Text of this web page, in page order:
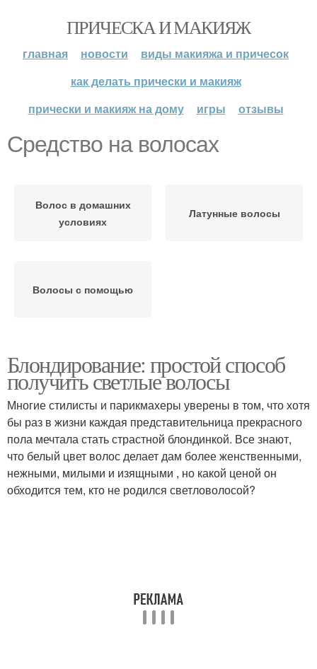
ПРИЧЕСКА И МАКИЯЖ
главная новости
виды макияжа и причесок
как делать прически и макияж
прически и макияж на дому
игры отзывы
Средство на волосах
Волос в домашних
условиях
Латунные волосы
Волосы с помощью
Блондирование: простой способ
получить светлые волосы
Многие стилисты и парикмахеры уверены в том, что хотя
бы раз в жизни каждая представительница прекрасного
пола мечтала стать страстной блондинкой. Все знают,
что белый цвет волос делает дам более женственными,
нежными, милыми и изящными , но какой ценой он
обходится тем, кто не родился светловолосой?